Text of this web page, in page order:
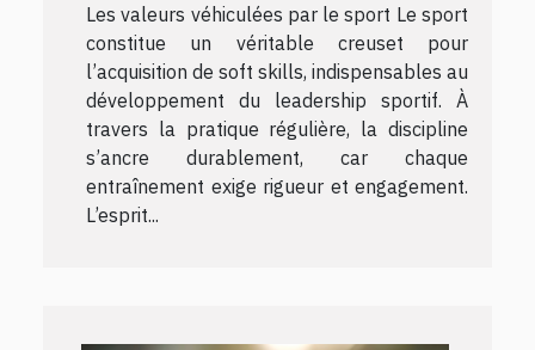
Les valeurs véhiculées par le sport Le sport
constitue un véritable creuset pour
l’acquisition de soft skills, indispensables au
développement du leadership sportif. À
travers la pratique régulière, la discipline
s’ancre durablement, car chaque
entraînement exige rigueur et engagement.
L’esprit...